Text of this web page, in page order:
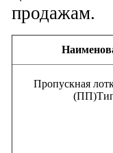
продажам.
Пропускная